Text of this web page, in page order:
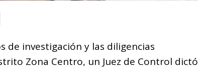
m
de investigación y las diligencias
Zona Centro, un Juez de Control dictó